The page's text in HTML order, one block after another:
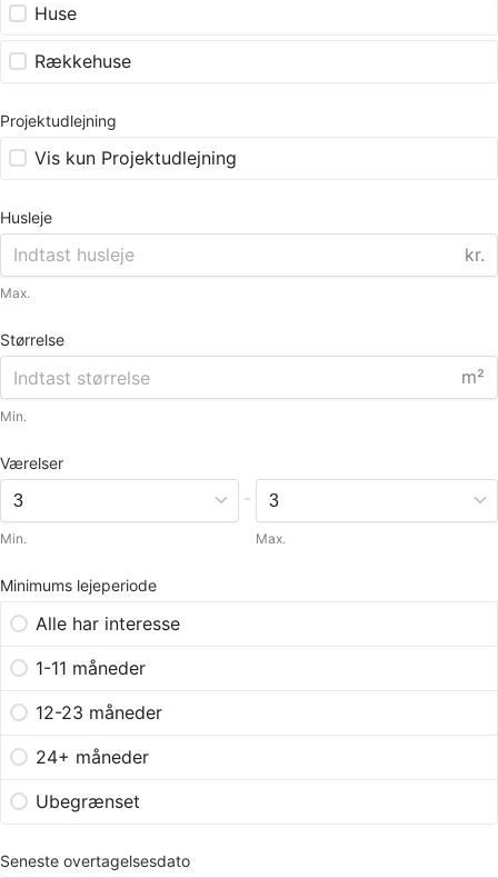
Huse
Rækkehuse
Projektudlejning
Vis kun Projektudlejning
Husleje
kr.
Max.
Størrelse
m²
Min.
Værelser
Min.
-
Max.
Minimums lejeperiode
Alle har interesse
1-11 måneder
12-23 måneder
24+ måneder
Ubegrænset
Seneste overtagelsesdato